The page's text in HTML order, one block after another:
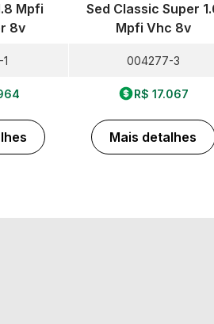
Mpfi
8v
Sed Classic Super
Mpfi Vhc 8v
004277-3
R$ 17.067
Mais detalhes